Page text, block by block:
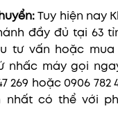
Tuy hiện nay
đầy đủ tại 63
tư vấn hoặc mua
nhấc máy gọi
269 hoặc 0906 782
nhất có thể với